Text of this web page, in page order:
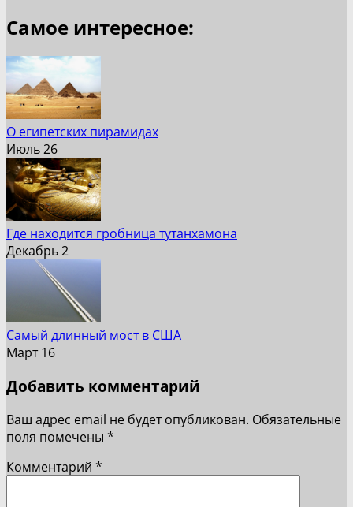
Самое интересное:
О египетских пирамидах
Июль 26
Где находится гробница тутанхамона
Декабрь 2
Самый длинный мост в США
Март 16
Добавить комментарий
Ваш адрес email не будет опубликован. Обязательные
поля помечены *
Комментарий *